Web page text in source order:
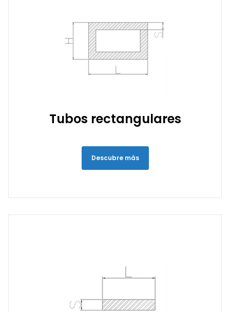
Tubos rectangulares
Descubre más